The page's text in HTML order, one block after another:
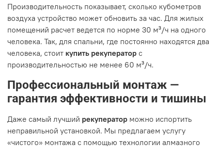
Производительность показывает, сколько кубометров
воздуха устройство может обновить за час. Для жилых
помещений расчет ведется по норме 30 м³/ч на одного
человека. Так, для спальни, где постоянно находятся два
человека, стоит купить рекуператор с
производительностью не менее 60 м³/ч.
Профессиональный монтаж —
гарантия эффективности и тишины
Даже самый лучший рекуператор можно испортить
неправильной установкой. Мы предлагаем услугу
«чистого» монтажа с помощью технологии алмазного